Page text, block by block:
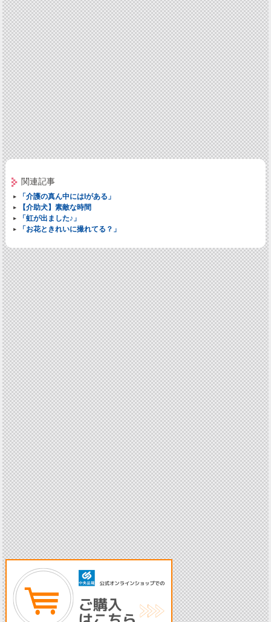
関連記事
「介護の真ん中にはIがある」
【介助犬】素敵な時間
「虹が出ました♪」
「お花ときれいに撮れてる？」